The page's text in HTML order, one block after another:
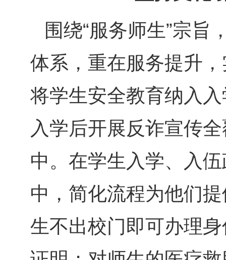
围绕“服务师生”宗旨
体系，重在服务提升，
将学生安全教育纳入
入学后开展反诈宣传
中。在学生入学、入
中，简化流程为他们
生不出校门即可办理